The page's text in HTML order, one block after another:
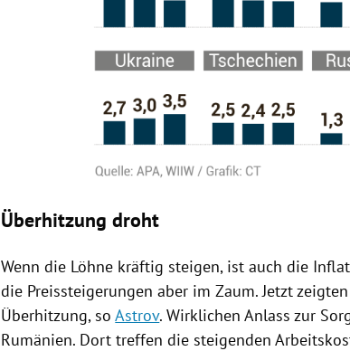
Überhitzung droht
Wenn die Löhne kräftig steigen, ist auch die
die Preissteigerungen aber im Zaum. Jetzt
Überhitzung, soAstrov. Wirklichen Anlass zur
Rumänien. Dort treffen die steigenden